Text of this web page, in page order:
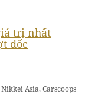
trị nhất
dốc
Asia, Carscoops